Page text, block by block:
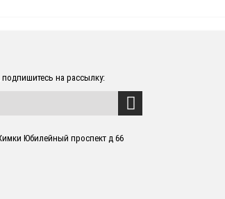
подпишитесь на рассылку:
Юбилейный проспект д 66